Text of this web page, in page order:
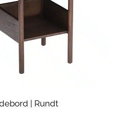
| Rundt